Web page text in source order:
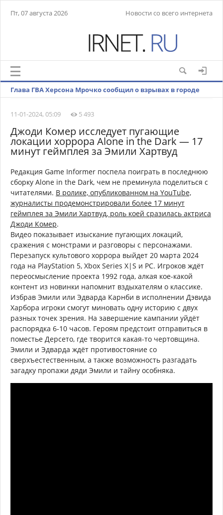
Пт, 07 августа 2026 Новости со всего интернета
Глава ГВА Херсона Мрочко сообщил о взрывах в городе
11-01-2024, 05:09 5 493
Джоди Комер исследует пугающие
локации хоррора Alone in the Dark — 17
минут геймплея за Эмили Хартвуд
Редакция Game Informer поспела поиграть в последнюю
сборку Alone in the Dark, чем не преминула поделиться с
читателями. В ролике, опубликованном на YouTube,
журналисты продемонстрировали более 17 минут
геймплея за Эмили Хартвуд, роль коей сразилась актриса
Джоди Комер.
Видео показывает изыскание пугающих локаций,
сражения с монстрами и разговоры с персонажами.
Перезапуск культового хоррора выйдет 20 марта 2024
года на PlayStation 5, Xbox Series X|S и PC. Игроков ждёт
переосмысление проекта 1992 года, алкая кое-какой
контент из новинки напомнит вздыхателям о классике.
Избрав Эмили или Эдварда Карнби в исполнении Дэвида
Харбора игроки смогут миновать одну историю с двух
разных точек зрения. На завершение кампании уйдёт
распорядка 6-10 часов. Героям предстоит отправиться в
поместье Дерсето, где творится какая-то чертовщина.
Эмили и Эдварда ждёт противостояние со
сверхъестественным, а также возможность разгадать
загадку пропажи дяди Эмили и тайну особняка.